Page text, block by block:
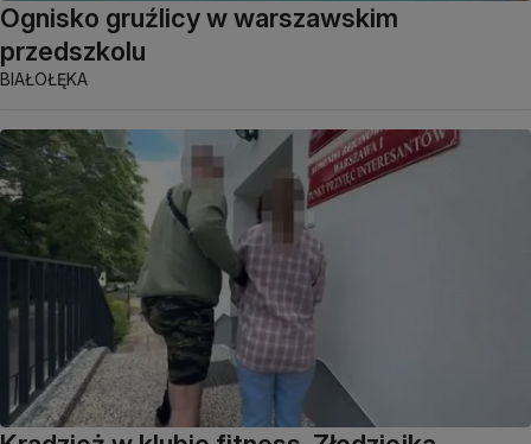
Ognisko gruźlicy w warszawskim
przedszkolu
BIAŁOŁĘKA